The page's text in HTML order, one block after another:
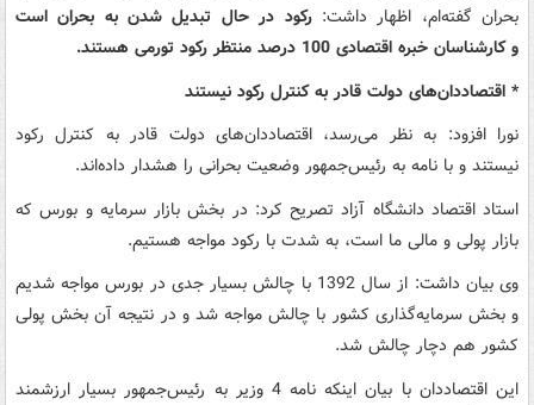
بحران گفته‌ام، اظهار داشت:رکود در حال تبدیل شدن به بحران است
و کارشناسان خبره اقتصادی 100 درصد منتظر رکود تورمی هستند.
* اقتصاددان‌های دولت قادر به کنترل رکود نیستند
نورا افزود: به نظر می‌رسد، اقتصاددان‌های دولت قادر به کنترل رکود
نیستند و با نامه به رئیس‌جمهور وضعیت بحرانی را هشدار داده‌اند.
استاد اقتصاد دانشگاه آزاد تصریح کرد: در بخش بازار سرمایه و بورس که
بازار پولی و مالی ما است، به شدت با رکود مواجه هستیم.
وی بیان داشت: از سال 1392 با چالش بسیار جدی در بورس مواجه شدیم
و بخش سرمایه‌گذاری کشور با چالش مواجه شد و در نتیجه آن بخش پولی
کشور هم دچار چالش شد.
این اقتصاددان با بیان اینکه نامه 4 وزیر به رئیس‌جمهور بسیار ارزشمند